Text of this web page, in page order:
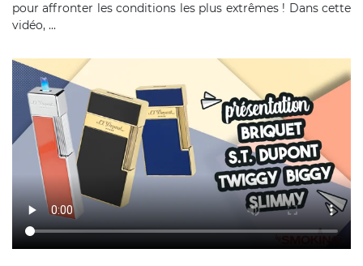
pour affronter les conditions les plus extrêmes ! Dans cette
vidéo, ...